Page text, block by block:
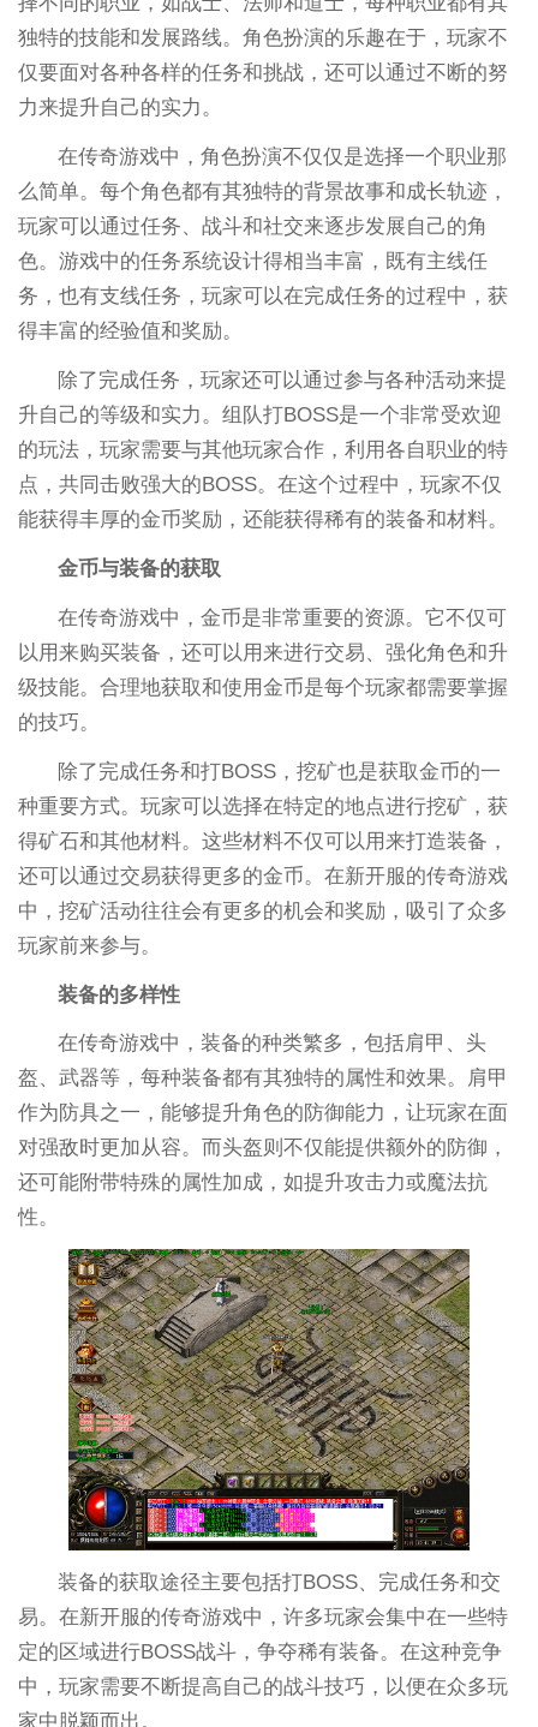
独特的技能和发展路线。角色扮演的乐趣在于，玩家不
仅要面对各种各样的任务和挑战，还可以通过不断的努
力来提升自己的实力。
在传奇游戏中，角色扮演不仅仅是选择一个职业那
么简单。每个角色都有其独特的背景故事和成长轨迹，
玩家可以通过任务、战斗和社交来逐步发展自己的角
色。游戏中的任务系统设计得相当丰富，既有主线任
务，也有支线任务，玩家可以在完成任务的过程中，获
得丰富的经验值和奖励。
除了完成任务，玩家还可以通过参与各种活动来提
升自己的等级和实力。组队打BOSS是一个非常受欢迎
的玩法，玩家需要与其他玩家合作，利用各自职业的特
点，共同击败强大的BOSS。在这个过程中，玩家不仅
能获得丰厚的金币奖励，还能获得稀有的装备和材料。
金币与装备的获取
在传奇游戏中，金币是非常重要的资源。它不仅可
以用来购买装备，还可以用来进行交易、强化角色和升
级技能。合理地获取和使用金币是每个玩家都需要掌握
的技巧。
除了完成任务和打BOSS，挖矿也是获取金币的一
种重要方式。玩家可以选择在特定的地点进行挖矿，获
得矿石和其他材料。这些材料不仅可以用来打造装备，
还可以通过交易获得更多的金币。在新开服的传奇游戏
中，挖矿活动往往会有更多的机会和奖励，吸引了众多
玩家前来参与。
装备的多样性
在传奇游戏中，装备的种类繁多，包括肩甲、头
盔、武器等，每种装备都有其独特的属性和效果。肩甲
作为防具之一，能够提升角色的防御能力，让玩家在面
对强敌时更加从容。而头盔则不仅能提供额外的防御，
还可能附带特殊的属性加成，如提升攻击力或魔法抗
性。
装备的获取途径主要包括打BOSS、完成任务和交
易。在新开服的传奇游戏中，许多玩家会集中在一些特
定的区域进行BOSS战斗，争夺稀有装备。在这种竞争
中，玩家需要不断提高自己的战斗技巧，以便在众多玩
家中脱颖而出。